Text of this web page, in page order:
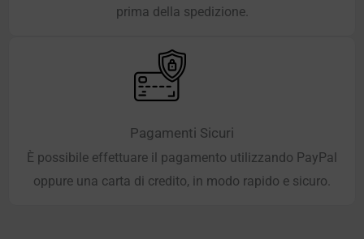
prima della spedizione.
Pagamenti Sicuri
È possibile effettuare il pagamento utilizzando PayPal
oppure una carta di credito, in modo rapido e sicuro.